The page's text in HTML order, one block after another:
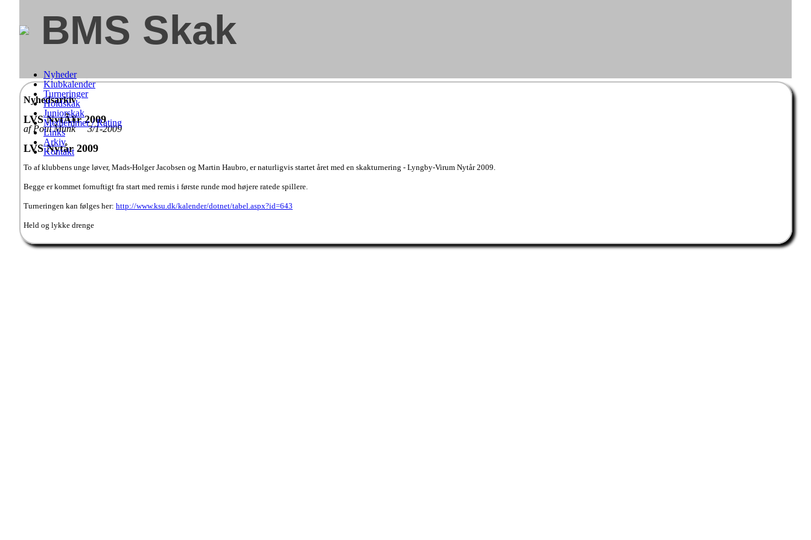
BMS Skak
Nyheder
Klubkalender
Turneringer
Holdskak
Juniorskak
Medlemmer / Rating
Links
Arkiv
Kontakt
Nyhedsarkiv
LVS NytÃ¥r 2009
af Poul Munk 3/1-2009
LVS Nytår 2009
To af klubbens unge løver, Mads-Holger Jacobsen og Martin Haubro, er naturligvis startet året med en skakturnering - Lyngby-Virum Nytår 2009.
Begge er kommet fornuftigt fra start med remis i første runde mod højere ratede spillere.
Turneringen kan følges her: http://www.ksu.dk/kalender/dotnet/tabel.aspx?id=643
Held og lykke drenge